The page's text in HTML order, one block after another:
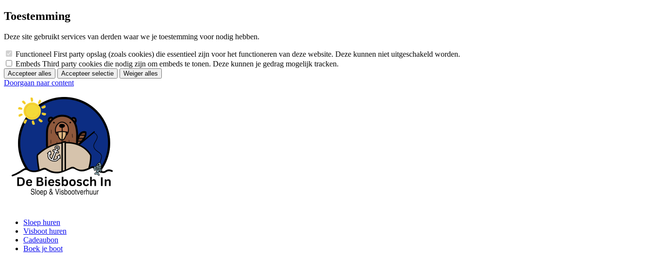
Toestemming
Deze site gebruikt services van derden waar we je toestemming voor nodig hebben.
Functioneel First party opslag (zoals cookies) die essentieel zijn voor het functioneren van deze website. Deze kunnen niet uitgeschakeld worden.
Embeds Third party cookies die nodig zijn om embeds te tonen. Deze kunnen je gedrag mogelijk tracken.
Accepteer alles Accepteer selectie Weiger alles
Doorgaan naar content
Sloep huren
Visboot huren
Cadeaubon
Boek je boot